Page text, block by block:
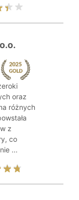
oraz
różnych
z
co
...